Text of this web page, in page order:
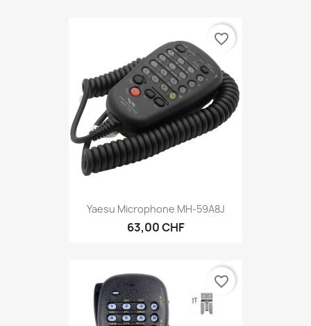
Yaesu Microphone MH-59A8J
63,00 CHF
favorite_border
favorite_border